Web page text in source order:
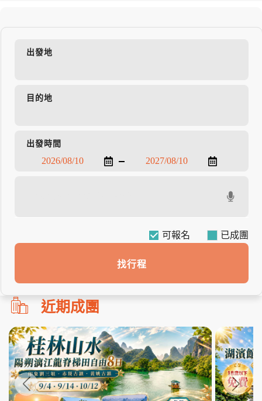
出發地
目的地
出發時間
可報名
找行程
刪!!
搜
尋
bar
使
用
近期成團